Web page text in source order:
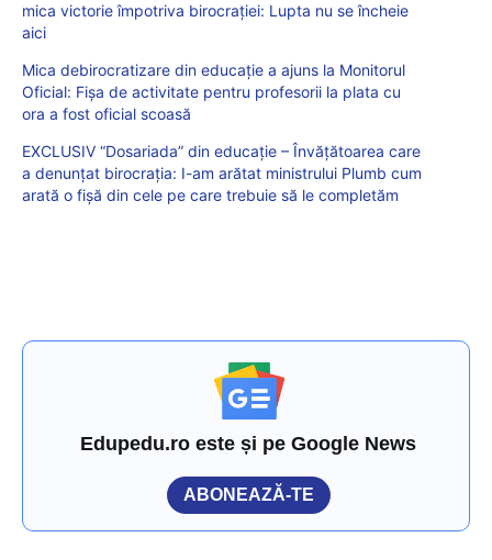
mica victorie împotriva birocrației: Lupta nu se încheie
aici
Mica debirocratizare din educație a ajuns la Monitorul
Oficial: Fișa de activitate pentru profesorii la plata cu
ora a fost oficial scoasă
EXCLUSIV “Dosariada” din educație – Învățătoarea care
a denunțat birocrația: I-am arătat ministrului Plumb cum
arată o fișă din cele pe care trebuie să le completăm
Edupedu.ro este și pe Google News
ABONEAZĂ-TE